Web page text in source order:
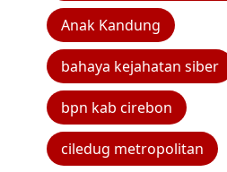
Anak Kandung
bahaya kejahatan siber
bpn kab cirebon
ciledug metropolitan